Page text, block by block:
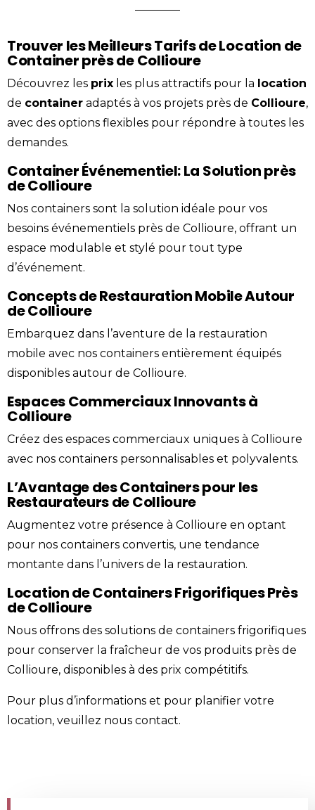
Trouver les Meilleurs Tarifs de Location de
Container près de Collioure
Découvrez les prix les plus attractifs pour la location
de container adaptés à vos projets près de Collioure,
avec des options flexibles pour répondre à toutes les
demandes.
Container Événementiel: La Solution près
de Collioure
Nos containers sont la solution idéale pour vos
besoins événementiels près de Collioure, offrant un
espace modulable et stylé pour tout type
d’événement.
Concepts de Restauration Mobile Autour
de Collioure
Embarquez dans l’aventure de la restauration
mobile avec nos containers entièrement équipés
disponibles autour de Collioure.
Espaces Commerciaux Innovants à
Collioure
Créez des espaces commerciaux uniques à Collioure
avec nos containers personnalisables et polyvalents.
L’Avantage des Containers pour les
Restaurateurs de Collioure
Augmentez votre présence à Collioure en optant
pour nos containers convertis, une tendance
montante dans l’univers de la restauration.
Location de Containers Frigorifiques Près
de Collioure
Nous offrons des solutions de containers frigorifiques
pour conserver la fraîcheur de vos produits près de
Collioure, disponibles à des prix compétitifs.
Pour plus d’informations et pour planifier votre
location, veuillez nous contact.